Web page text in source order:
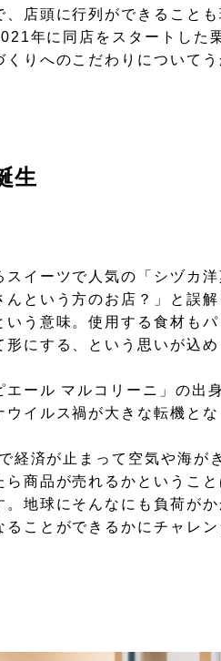
店頭に行列ができること
年に同店をスタートした
りへのこだわりについてう
生
イーツで人気の「シヅカ
という方のお店？」と誤
う意味。使用する食材もパ
にする、という思いが込め
ール マルコリーニ」の出
イルス禍が大きな転機とな
経済が止まって空気や海が
商品が売れるかというこ
地球にそんなにも負荷がか
ことができるかにチャレ